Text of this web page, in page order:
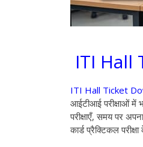
ITI Hall
ITI Hall Ticket
आईटीआई परीक्षाओं में
परीक्षाएँ, समय पर
कार्ड प्रैक्टिकल